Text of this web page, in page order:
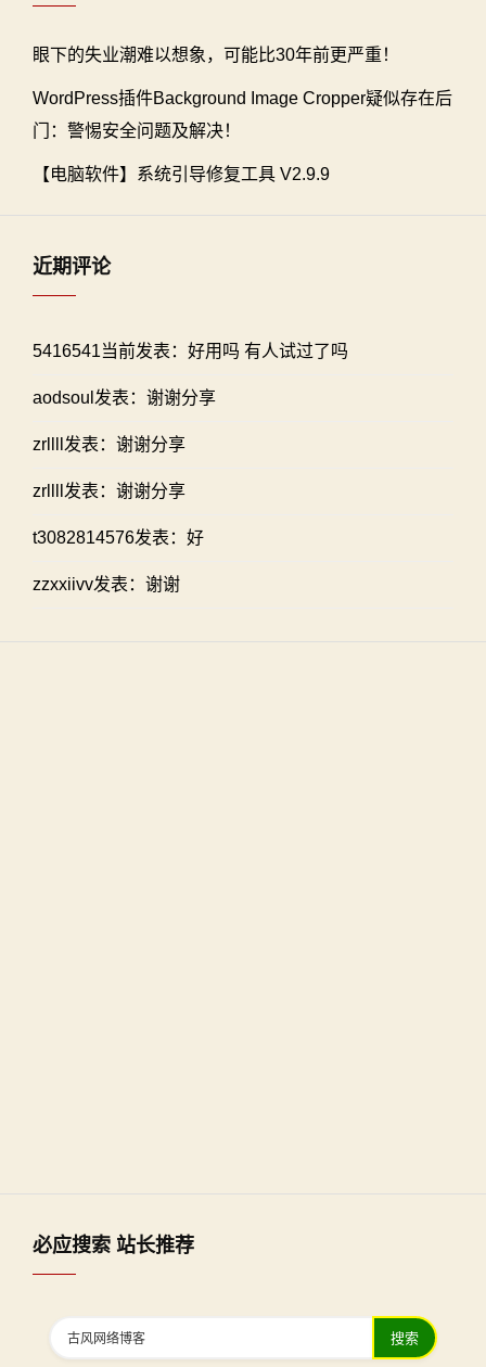
眼下的失业潮难以想象，可能比30年前更严重！
WordPress插件Background Image Cropper疑似存在后
门：警惕安全问题及解决！
【电脑软件】系统引导修复工具 V2.9.9
近期评论
5416541当前发表：好用吗 有人试过了吗
aodsoul发表：谢谢分享
zrllll发表：谢谢分享
zrllll发表：谢谢分享
t3082814576发表：好
zzxxiivv发表：谢谢
必应搜索 站长推荐
搜索